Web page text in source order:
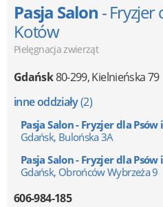
Pasja Salon - Fryzjer
Kotów
Pielęgnacja zwierząt
Gdańsk80-299,Kielnieńska 79
inne oddziały(2)
Pasja Salon - Fryzjer dla
Gdańsk, Bulońska 3A
Pasja Salon - Fryzjer dla
Gdańsk, Obrońców Wybrzeża 9
606-984-185